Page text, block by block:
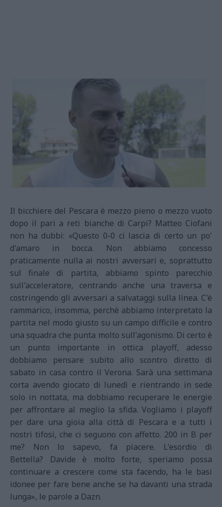
Il bicchiere del Pescara è mezzo pieno o mezzo vuoto
dopo il pari a reti bianche di Carpi? Matteo Ciofani
non ha dubbi: «Questo 0-0 ci lascia di certo un po'
d'amaro in bocca. Non abbiamo concesso
praticamente nulla ai nostri avversari e, soprattutto
sul finale di partita, abbiamo spinto parecchio
sull'acceleratore, centrando anche una traversa e
costringendo gli avversari a salvataggi sulla linea. C'è
rammarico, insomma, perchè abbiamo interpretato la
partita nel modo giusto su un campo difficile e contro
una squadra che punta molto sull'agonismo. Di certo è
un punto importante in ottica playoff, adesso
dobbiamo pensare subito allo scontro diretto di
sabato in casa contro il Verona. Sarà una settimana
corta avendo giocato di lunedì e rientrando in sede
solo in nottata, ma dobbiamo recuperare le energie
per affrontare al meglio la sfida. Vogliamo i playoff
per dare una gioia alla città di Pescara e a tutti i
nostri tifosi, che ci seguono con affetto. 200 in B per
me? Non lo sapevo, fa piacere. L'esordio di
Bettella?
Davide è molto forte, speriamo possa
continuare a crescere come sta facendo, ha le basi
idonee per fare bene anche se ha davanti una strada
lunga», le parole a Dazn.